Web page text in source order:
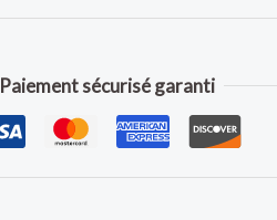
Paiement sécurisé garanti